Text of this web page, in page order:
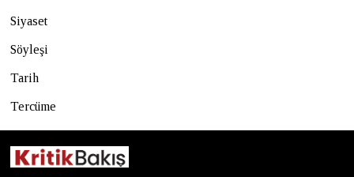
Siyaset
Söyleşi
Tarih
Tercüme